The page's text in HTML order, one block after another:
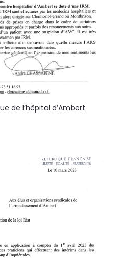
de l’hôpital d’Ambert